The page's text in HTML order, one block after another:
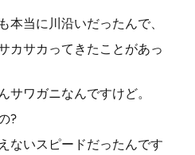
本当に川沿いだったんで、
カサカってきたことがあっ
サワガニなんですけど。
?
ないスピードだったんです